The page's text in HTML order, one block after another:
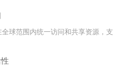
球范围内统一访问和共享资源，支